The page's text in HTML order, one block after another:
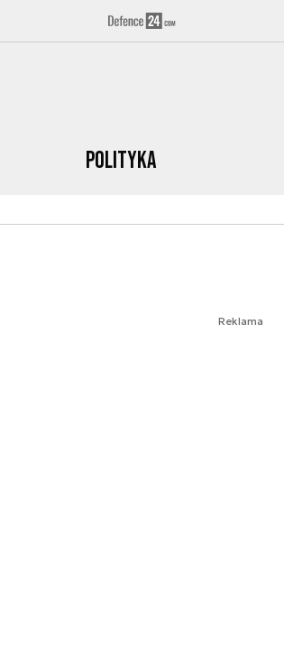
Polityka
Reklama